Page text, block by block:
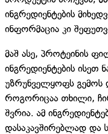
ინგრედიენტების
ინფორმაცია კი
მაშ ასე, პროტეინის
ინგრედიენტების ისეთ
უზრუნველყოფს გემოს
როგორიცაა თხილი,
შვრია. ამ
დასაკავშირებლად და